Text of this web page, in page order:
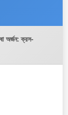
অর্জন: ক্রস-